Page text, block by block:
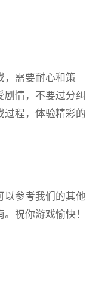
，需要耐心和策
剧情，不要过分纠
过程，体验精彩的
以参考我们的其他
祝你游戏愉快！